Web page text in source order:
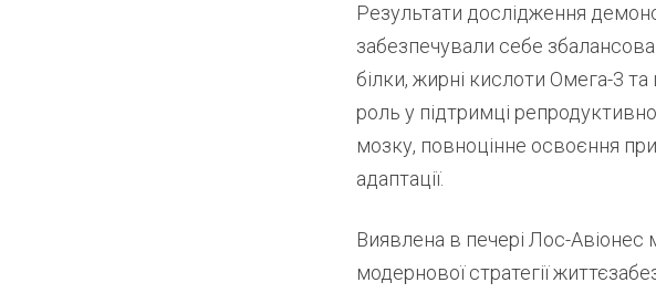
Результати дослідження
забезпечували себе
білки, жирні кислоти Омега-3
роль у підтримці
мозку, повноцінне освоєння
адаптації.
Виявлена в печері Лос-Авіонес
модернової стратегії